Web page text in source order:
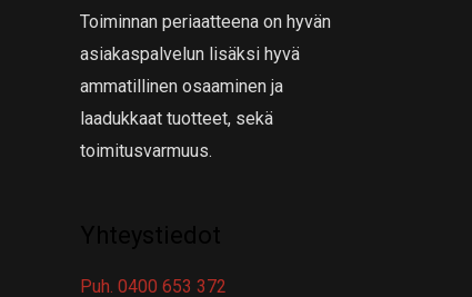
Toiminnan periaatteena on hyvän
asiakaspalvelun lisäksi hyvä
ammatillinen osaaminen ja
laadukkaat tuotteet, sekä
toimitusvarmuus.
Puh. 0400 653 372